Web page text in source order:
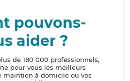
pouvons-
aider ?
de 180 000 professionnels,
pour vous les meilleurs
maintien à domicile ou vos